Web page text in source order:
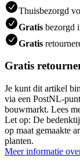
Thuisbezorgd
Gratis bezorgd
Gratis
Gratis
Je kunt dit artikel
via een PostNL-
bouwmarkt. Lees
Let op: De
op maat gemaakte
planten.
Meer informatie